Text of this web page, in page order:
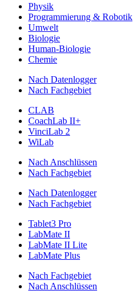
Physik
Programmierung & Robotik
Umwelt
Biologie
Human-Biologie
Chemie
Nach Datenlogger
Nach Fachgebiet
CLAB
CoachLab II+
VinciLab 2
WiLab
Nach Anschlüssen
Nach Fachgebiet
Nach Datenlogger
Nach Fachgebiet
Tablet3 Pro
LabMate II
LabMate II Lite
LabMate Plus
Nach Fachgebiet
Nach Anschlüssen